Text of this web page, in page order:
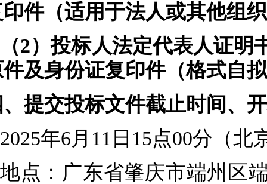
件（适用于法人或其他组
（2）投标人法定代表人证明
及身份证复印件（格式自拟
提交投标文件截止时间、
2025年6月11日15点00分（北
地点： 广东省肇庆市端州区